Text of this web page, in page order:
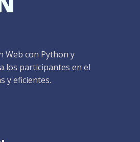
Web con Python y
los participantes en el
y eficientes.